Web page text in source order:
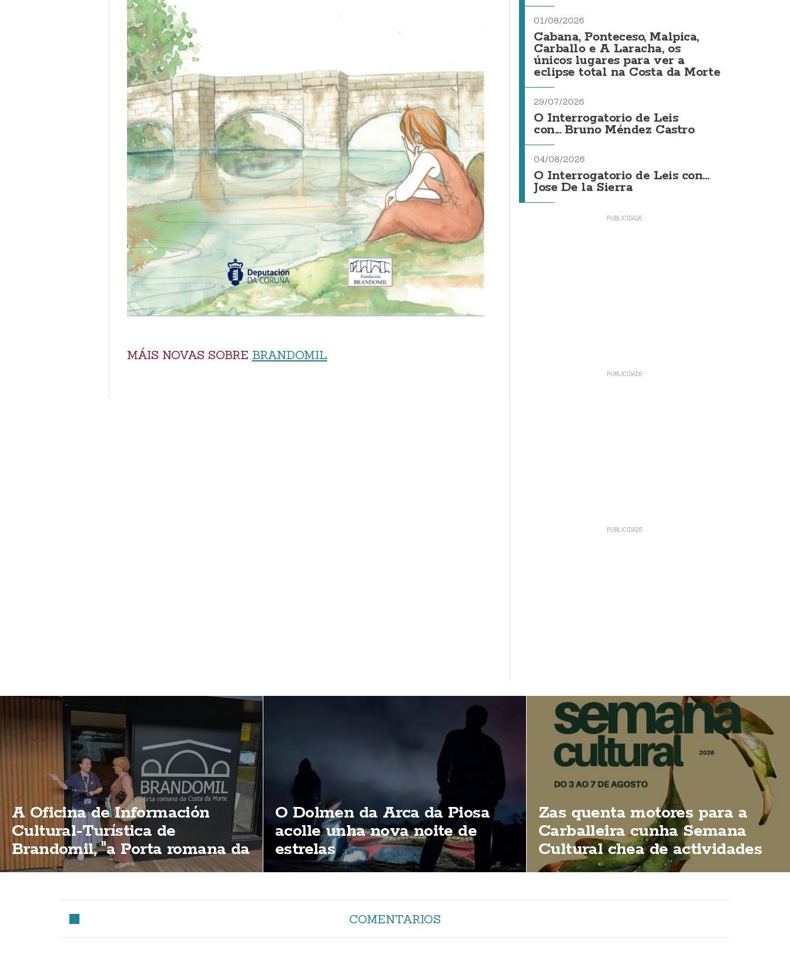
MÁIS NOVAS SOBRE BRANDOMIL
01/08/2026
Cabana, Ponteceso, Malpica,
Carballo e A Laracha, os
únicos lugares para ver a
eclipse total na Costa da Morte
29/07/2026
O Interrogatorio de Leis
con... Bruno Méndez Castro
04/08/2026
O Interrogatorio de Leis con...
Jose De la Sierra
A Oficina de Información
Cultural-Turística de
Brandomil, "a Porta romana da
Costa da Morte"
O Dolmen da Arca da Piosa
acolle unha nova noite de
estrelas
Zas quenta motores para a
Carballeira cunha Semana
Cultural chea de actividades
COMENTARIOS